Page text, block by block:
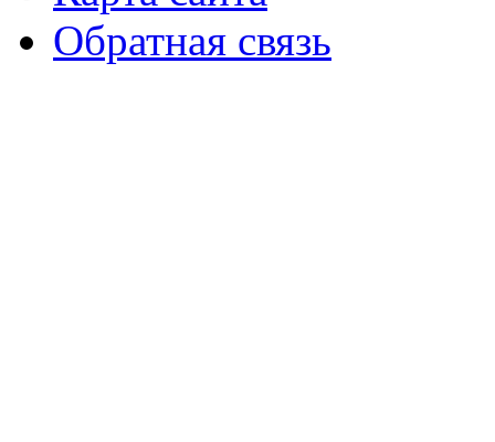
Обратная связь